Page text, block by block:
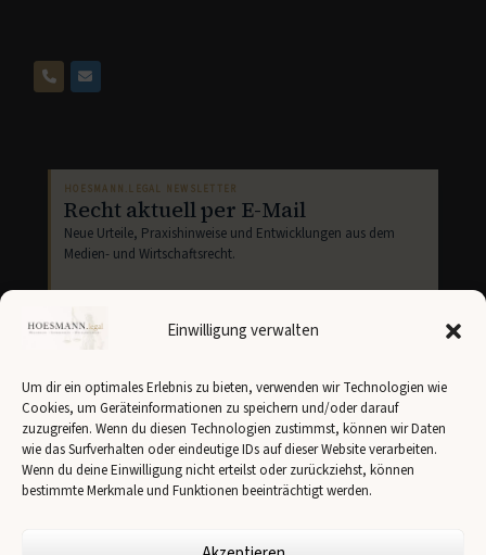
Einwilligung verwalten
Um dir ein optimales Erlebnis zu bieten, verwenden wir Technologien wie
Cookies, um Geräteinformationen zu speichern und/oder darauf
zuzugreifen. Wenn du diesen Technologien zustimmst, können wir Daten
wie das Surfverhalten oder eindeutige IDs auf dieser Website verarbeiten.
Wenn du deine Einwilligung nicht erteilst oder zurückziehst, können
bestimmte Merkmale und Funktionen beeinträchtigt werden.
HOESMANN.LEGAL NEWSLETTER
Recht aktuell per E-Mail
Neue Urteile, Praxishinweise und Entwicklungen aus dem
Medien- und Wirtschaftsrecht.
Newsletter abonnieren
Ich stimme der Übertragung meiner Angaben anBrevogemäß unserer
Datenschutzerklärung
zu.